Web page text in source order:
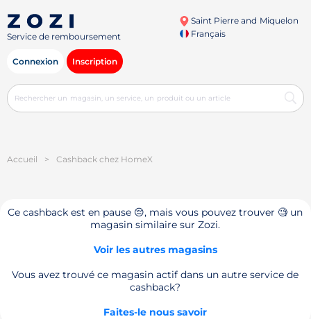
Service de remboursement
Saint Pierre and Miquelon
Français
Connexion Inscription
Accueil > Cashback chez HomeX
Ce cashback est en pause 😔, mais vous pouvez trouver 🧐 un
magasin similaire sur Zozi.
Voir les autres magasins
Vous avez trouvé ce magasin actif dans un autre service de
cashback?
Faites-le nous savoir